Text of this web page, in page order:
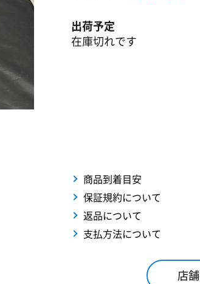
出荷予定
在庫切れです
商品到着目安
保証規約について
返品について
支払方法について
店